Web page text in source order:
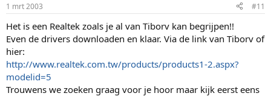
1 mrt 2003 #11
Het is een Realtek zoals je al van Tiborv kan begrijpen!!
Even de drivers downloaden en klaar. Via de link van Tiborv of
hier:
http://www.realtek.com.tw/products/products1-2.aspx?
modelid=5
Trouwens we zoeken graag voor je hoor maar kijk eerst eens